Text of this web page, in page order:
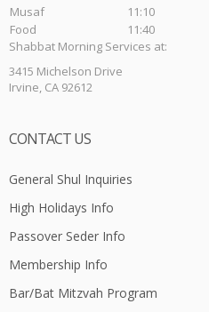
Musaf
11:10
Food
11:40
Shabbat Morning Services at:
3415 Michelson Drive
Irvine, CA 92612
CONTACT US
General Shul Inquiries
High Holidays Info
Passover Seder Info
Membership Info
Bar/Bat Mitzvah Program